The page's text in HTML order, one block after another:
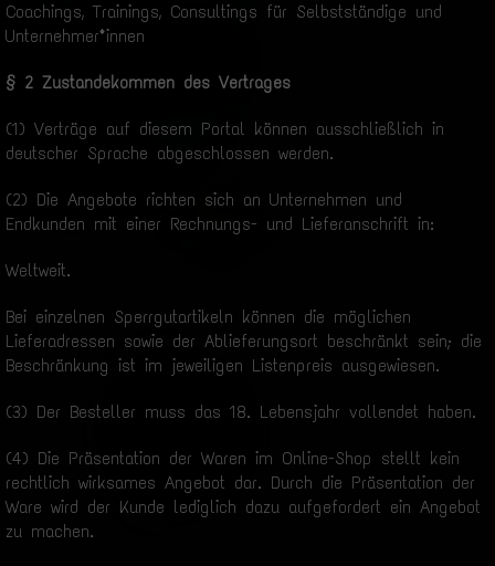
Coachings, Trainings, Consultings für Selbstständige und
Unternehmer*innen
§ 2 Zustandekommen des Vertrages
(1) Verträge auf diesem Portal können ausschließlich in
deutscher Sprache abgeschlossen werden.
(2) Die Angebote richten sich an Unternehmen und
Endkunden mit einer Rechnungs- und Lieferanschrift in:
Weltweit.
Bei einzelnen Sperrgutartikeln können die möglichen
Lieferadressen sowie der Ablieferungsort beschränkt sein; die
Beschränkung ist im jeweiligen Listenpreis ausgewiesen.
(3) Der Besteller muss das 18. Lebensjahr vollendet haben.
(4) Die Präsentation der Waren im Online-Shop stellt kein
rechtlich wirksames Angebot dar. Durch die Präsentation der
Ware wird der Kunde lediglich dazu aufgefordert ein Angebot
zu machen.